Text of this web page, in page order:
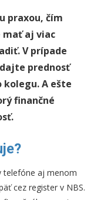
praxou, čím
mať aj viac
V prípade
prednosť
kolegu. A ešte
finančné
telefóne aj menom
cez register v NBS.